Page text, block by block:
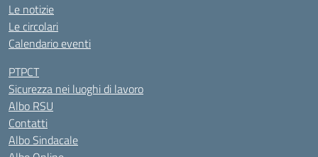
Le notizie
Le circolari
Calendario eventi
PTPCT
Sicurezza nei luoghi di lavoro
Albo RSU
Contatti
Albo Sindacale